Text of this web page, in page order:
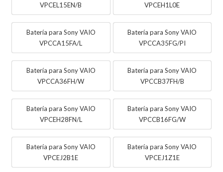
VPCEL15EN/B
VPCEH1L0E
Batería para Sony VAIO
VPCCA15FA/L
Batería para Sony VAIO
VPCCA35FG/PI
Batería para Sony VAIO
VPCCA36FH/W
Batería para Sony VAIO
VPCCB37FH/B
Batería para Sony VAIO
VPCEH28FN/L
Batería para Sony VAIO
VPCCB16FG/W
Batería para Sony VAIO
VPCEJ2B1E
Batería para Sony VAIO
VPCEJ1Z1E